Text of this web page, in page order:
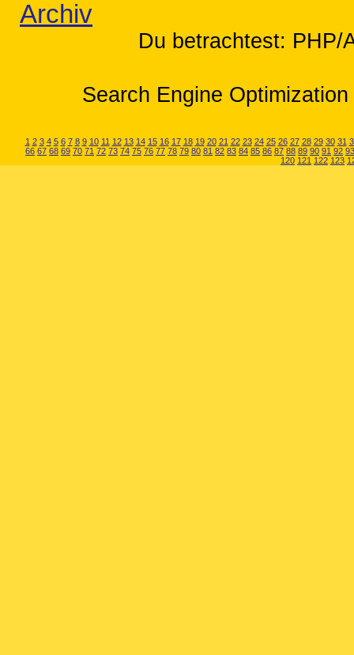
Archiv
Du betrachtest: PHP/
Search Engine
1 2 3 4 5 6 7 8 9 10 11 12 13 14 15 16 17 18 19 20 21 22 23 24 25 26 27 28 29 30 31
66 67 68 69 70 71 72 73 74 75 76 77 78 79 80 81 82 83 84 85 86 87 88 89 90 91 92 93
120 121 122 123